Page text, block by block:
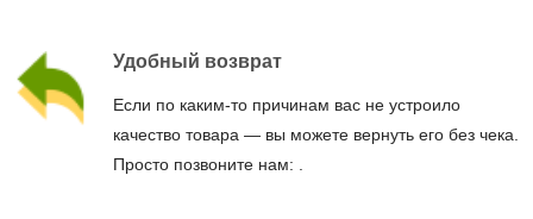
Удобный возврат
Если по каким-то причинам вас не устроило
качество товара — вы можете вернуть его без чека.
Просто позвоните нам: